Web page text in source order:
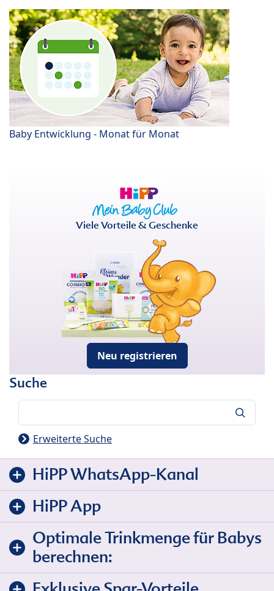
Baby Entwicklung - Monat für Monat
Viele Vorteile & Geschenke
Neu registrieren
Suche
Erweiterte Suche
HiPP WhatsApp-Kanal
HiPP App
Optimale Trinkmenge für Babys
berechnen: